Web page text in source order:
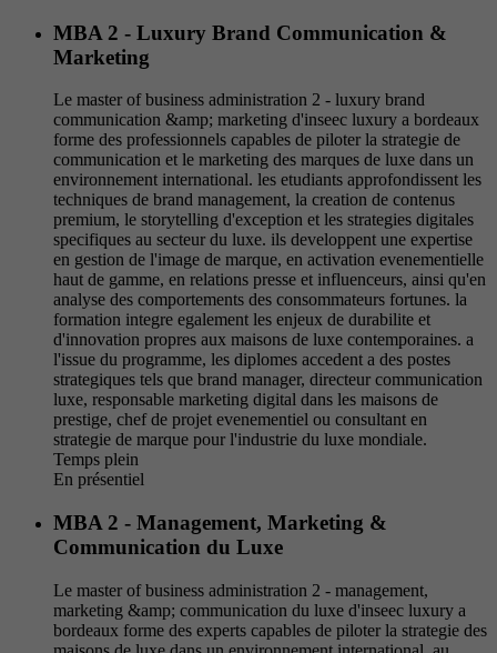
MBA 2 - Luxury Brand Communication &
Marketing
Le master of business administration 2 - luxury brand
communication &amp; marketing d'inseec luxury a bordeaux
forme des professionnels capables de piloter la strategie de
communication et le marketing des marques de luxe dans un
environnement international. les etudiants approfondissent les
techniques de brand management, la creation de contenus
premium, le storytelling d'exception et les strategies digitales
specifiques au secteur du luxe. ils developpent une expertise
en gestion de l'image de marque, en activation evenementielle
haut de gamme, en relations presse et influenceurs, ainsi qu'en
analyse des comportements des consommateurs fortunes. la
formation integre egalement les enjeux de durabilite et
d'innovation propres aux maisons de luxe contemporaines. a
l'issue du programme, les diplomes accedent a des postes
strategiques tels que brand manager, directeur communication
luxe, responsable marketing digital dans les maisons de
prestige, chef de projet evenementiel ou consultant en
strategie de marque pour l'industrie du luxe mondiale.
Temps plein
En présentiel
MBA 2 - Management, Marketing &
Communication du Luxe
Le master of business administration 2 - management,
marketing &amp; communication du luxe d'inseec luxury a
bordeaux forme des experts capables de piloter la strategie des